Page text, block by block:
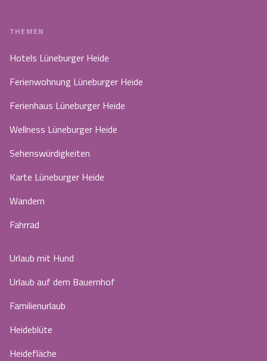
THEMEN
Hotels Lüneburger Heide
Ferienwohnung Lüneburger Heide
Ferienhaus Lüneburger Heide
Wellness Lüneburger Heide
Sehenswürdigkeiten
Karte Lüneburger Heide
Wandern
Fahrrad
Urlaub mit Hund
Urlaub auf dem Bauernhof
Familienurlaub
Heideblüte
Heidefläche